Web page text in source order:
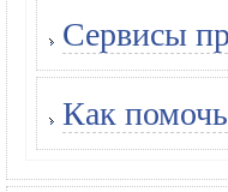
Сервисы
Как